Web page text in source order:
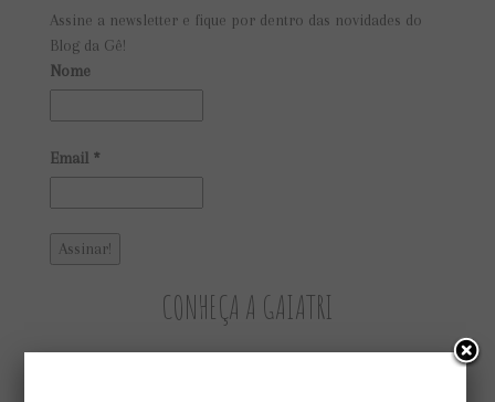
Assine a newsletter e fique por dentro das novidades do
Blog da Gê!
Nome
Email *
CONHEÇA A GAIATRI